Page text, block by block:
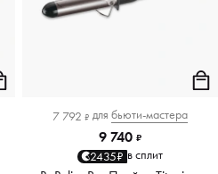
7 792 ₽ для бьюти-мастера
9 740 ₽
2435₽ в сплит